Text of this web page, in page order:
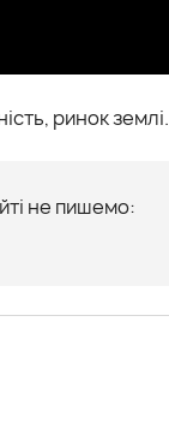
ринок землі.
не пишемо: